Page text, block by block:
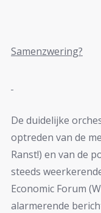
Samenzwering?
De duidelijke
optreden van de
Ranst!) en van de
steeds
Economic Forum
alarmerende